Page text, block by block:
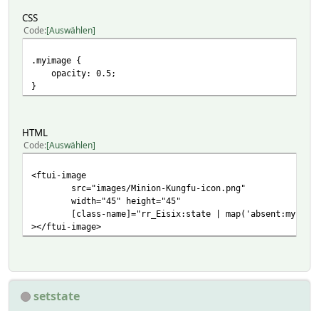
CSS
Code Auswählen
.myimage {
opacity: 0.5;
}
HTML
Code Auswählen
<ftui-image
src="images/Minion-Kungfu-icon.png"
width="45" height="45"
[class-name]="rr_Eisix:state | map('absent:myimage,
></ftui-image>
setstate